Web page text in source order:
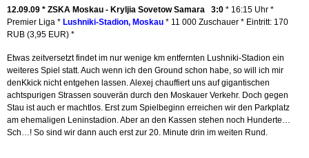
12.09.09 * ZSKA Moskau - Kryljia Sovetow Samara 3:0 * 16:15 Uhr *
Premier Liga * Lushniki-Stadion, Moskau * 11 000 Zuschauer * Eintritt: 170
RUB (3,95 EUR) *
Etwas zeitversetzt findet im nur wenige km entfernten Lushniki-Stadion ein
weiteres Spiel statt. Auch wenn ich den Ground schon habe, so will ich mir
denKkick nicht entgehen lassen. Alexej chauffiert uns auf gigantischen
achtspurigen Strassen souverän durch den Moskauer Verkehr. Doch gegen
Stau ist auch er machtlos. Erst zum Spielbeginn erreichen wir den Parkplatz
am ehemaligen Leninstadion. Aber an den Kassen stehen noch Hunderte…
Sch…! So sind wir dann auch erst zur 20. Minute drin im weiten Rund.